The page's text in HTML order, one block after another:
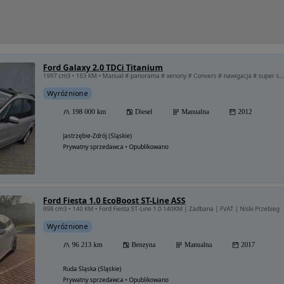
Ford Galaxy 2.0 TDCi Titanium
1997 cm3 • 163 KM • Manual # panorama # xenony # Convers # nawigacja # super stan!
Wyróżnione
198 000 km Diesel Manualna 2012
Jastrzębie-Zdrój (Śląskie)
Prywatny sprzedawca • Opublikowano
Ford Fiesta 1.0 EcoBoost ST-Line ASS
998 cm3 • 140 KM • Ford Fiesta ST-Line 1.0 140KM | Zadbana | FVAT | Niski Przebieg
Wyróżnione
96 213 km Benzyna Manualna 2017
Ruda Śląska (Śląskie)
Prywatny sprzedawca • Opublikowano